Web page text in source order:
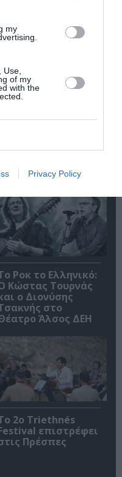
my
of my
with the
Privacy Policy
τελευταία νέα για
Ροκ το Ελληνικό:
Κώστας Τουρνάς
ο Διονύσης
στο
Άλσος ΔΕΗ
2ο Triethnés
επιστρέφει
Πρέσπες